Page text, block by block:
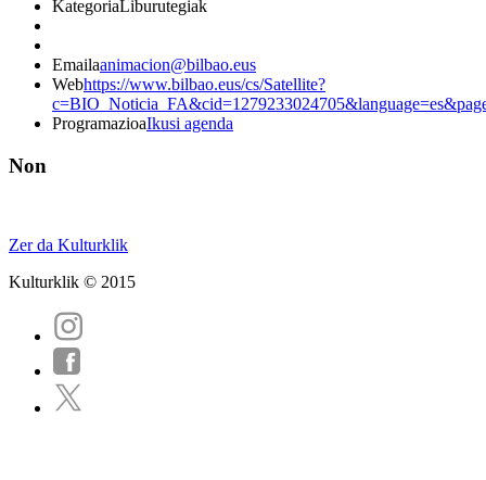
KategoriaLiburutegiak
Emailaanimacion@bilbao.eus
Webhttps://www.bilbao.eus/cs/Satellite?
ProgramazioaIkusi agenda
Non
Zer da Kulturklik
Kulturklik © 2015